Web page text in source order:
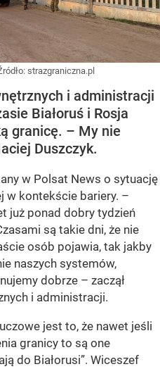
strazgraniczna.pl
i administracji
Białoruś i Rosja
granicę. – My nie
Duszczyk.
w Polsat News o sytuację
w kontekście bariery. –
już ponad dobry tydzień
są takie dni, że nie
osób pojawia, tak jakby
naszych systemów,
dobrze – zaczął
i administracji.
jest to, że nawet jeśli
granicy to są one
do Białorusi”. Wiceszef